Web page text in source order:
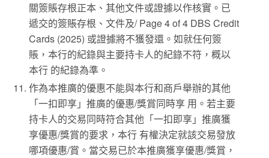
關簽賬存根正本、其他文件或證據以作核實。已
遞交的簽賬存根、文件及/ Page 4 of 4 DBS Credit
Cards (2025) 或證據將不獲發還。如就任何簽
賬，本行的紀錄與主要持卡人的紀錄不符，概以
本行 的紀錄為準。
作為本推廣的優惠不能與本行和商戶舉辦的其他
「一扣即享」推廣的優惠/獎賞同時享 用。若主要
持卡人的交易同時符合其他「一扣即享」推廣獲
享優惠/獎賞的要求，本行 有權決定就該交易發放
哪項優惠/賞。當交易已於本推廣獲享優惠/獎賞，